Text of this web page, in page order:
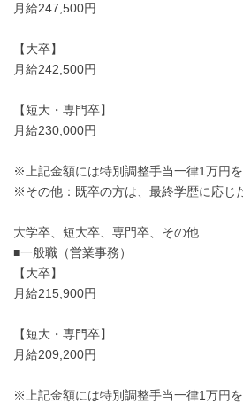
月給247,500円
【大卒】
月給242,500円
【短大・専門卒】
月給230,000円
※上記金額には特別調整手当一律1万円を
※その他：既卒の方は、最終学歴に応じ
大学卒、短大卒、専門卒、その他
■一般職（営業事務）
【大卒】
月給215,900円
【短大・専門卒】
月給209,200円
※上記金額には特別調整手当一律1万円を